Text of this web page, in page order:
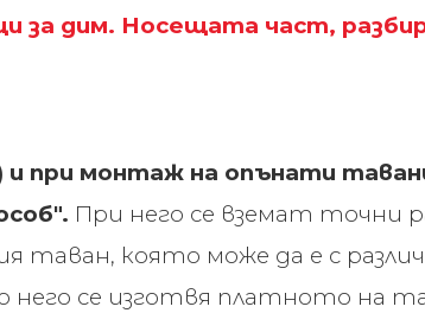
за дим. Носещата част,
при монтаж на опънати
При него се вземат точни
таван, която може да е с
се изготвя платното на